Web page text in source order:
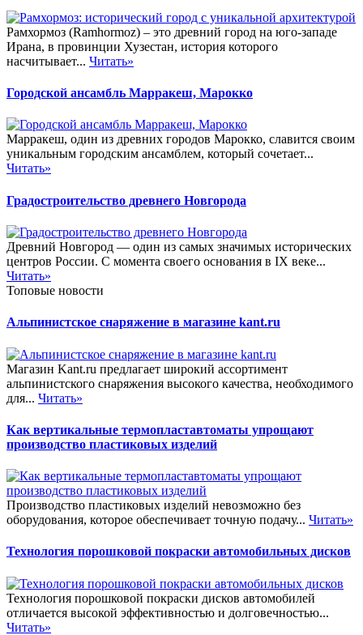
Рамхормоз (Ramhormoz) – это древний город на юго-западе
Ирана, в провинции Хузестан, история которого
насчитывает... Читать»
Городской ансамбль Марракеш, Марокко
Марракеш, один из древних городов Марокко, славится своим
уникальным городским ансамблем, который сочетает...
Читать»
Градостроительство древнего Новгорода
Древний Новгород — один из самых значимых исторических
центров России. С момента своего основания в IX веке...
Читать»
Топовые новости
Альпинистское снаряжение в магазине kant.ru
Магазин Kant.ru предлагает широкий ассортимент
альпинистского снаряжения высокого качества, необходимого
для... Читать»
Как вертикальные термопластавтоматы упрощают
производство пластиковых изделий
Производство пластиковых изделий невозможно без
оборудования, которое обеспечивает точную подачу... Читать»
Технология порошковой покраски автомобильных дисков
Технология порошковой покраски дисков автомобилей
отличается высокой эффективностью и долговечностью...
Читать»